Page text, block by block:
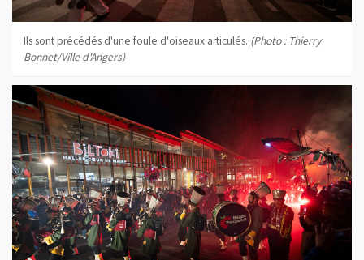
Ils sont précédés d'une foule d'oiseaux articulés. (Photo : Thierry
Bonnet/Ville d'Angers)